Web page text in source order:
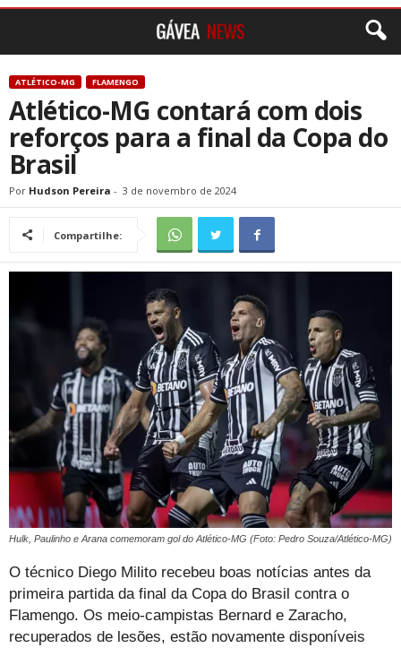
ATLÉTICO-MG FLAMENGO
Atlético-MG contará com dois
reforços para a final da Copa do
Brasil
Por Hudson Pereira - 3 de novembro de 2024
Compartilhe:
Hulk, Paulinho e Arana comemoram gol do Atlético-MG (Foto: Pedro Souza/Atlético-MG)
O técnico Diego Milito recebeu boas notícias antes da
primeira partida da final da Copa do Brasil contra o
Flamengo. Os meio-campistas Bernard e Zaracho,
recuperados de lesões, estão novamente disponíveis